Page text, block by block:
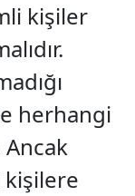
kişiler
herhangi
kişilere